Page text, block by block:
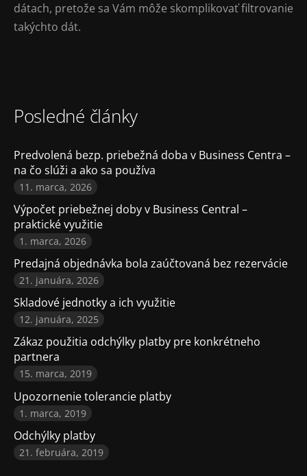
Posledné články
Predvolená bezp. priebežná doba v Business Centra –
na čo slúži a ako sa používa
11. marca, 2026
Výpočet priebežnej doby v Business Central –
praktické využitie
1. marca, 2026
Predajná objednávka bola zaúčtovaná bez rezervácie
21. januára, 2026
Skladové jednotky a ich využitie
12. januára, 2025
Zákaz použitia odchýlky platby pre konkrétneho
partnera
15. marca, 2019
Upozornenie tolerancie platby
1. marca, 2019
Odchýlky platby
21. februára, 2019
dátach, pretože sa Vám môže skomplikovať filtrovanie
takýchto dát.